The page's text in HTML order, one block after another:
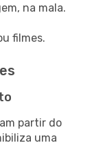
na mala.
filmes.
partir do
uma